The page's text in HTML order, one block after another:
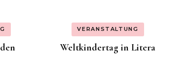
VERANSTALTUNG
Weltkindertag in Litera